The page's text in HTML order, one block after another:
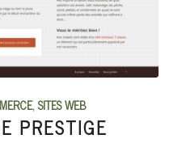
,SITES WEB
PRESTIGE